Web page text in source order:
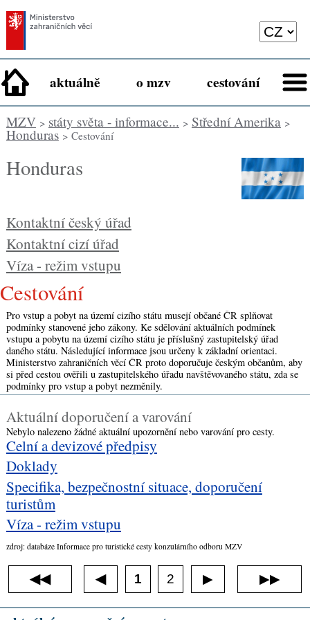
aktuálně o mzv cestování
MZV> státy světa - informace... > Střední Amerika>
Honduras> Cestování
Honduras
Kontaktní český úřad
Kontaktní cizí úřad
Víza - režim vstupu
cestování
Pro vstup a pobyt na území cizího státu musejí občané ČR splňovat
podmínky stanovené jeho zákony. Ke sdělování aktuálních podmínek
vstupu a pobytu na území cizího státu je příslušný zastupitelský úřad
daného státu. Následující informace jsou určeny k základní orientaci.
Ministerstvo zahraničních věcí ČR proto doporučuje českým občanům, aby
si před cestou ověřili u zastupitelského úřadu navštěvovaného státu, zda se
podmínky pro vstup a pobyt nezměnily.
Aktuální doporučení a varování
Nebylo nalezeno žádné aktuální upozornění nebo varování pro cesty.
Celní a devizové předpisy
Doklady
Specifika, bezpečnostní situace, doporučení
turistům
Víza - režim vstupu
zdroj: databáze Informace pro turistické cesty konzulárního odboru MZV
◀◀ ◀ 1 2 ▶ ▶▶